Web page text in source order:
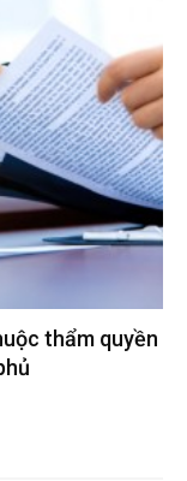
thẩm quyền